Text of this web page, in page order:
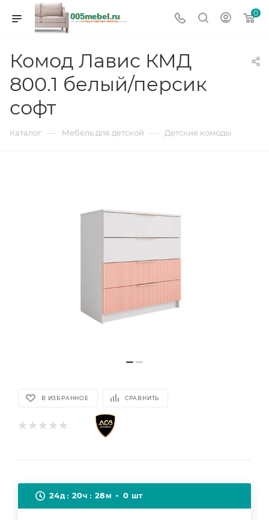
0
Комод Лавис КМД
800.1 белый/персик
софт
Каталог — Мебель для детской — Детские комоды
В ИЗБРАННОЕ СРАВНИТЬ
24д 20ч 28м 0 шт